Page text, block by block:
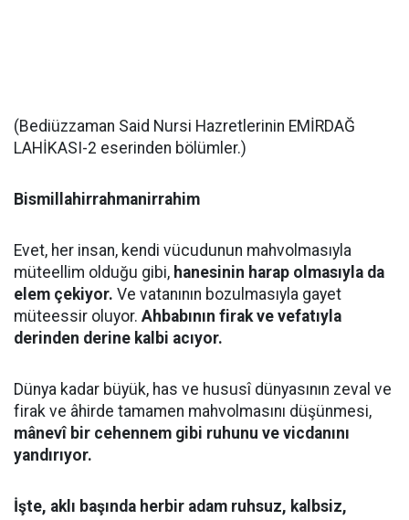
(Bediüzzaman Said Nursi Hazretlerinin EMİRDAĞ
LAHİKASI-2 eserinden bölümler.)
Bismillahirrahmanirrahim
Evet, her insan, kendi vücudunun mahvolmasıyla
müteellim olduğu gibi, hanesinin harap olmasıyla da
elem çekiyor. Ve vatanının bozulmasıyla gayet
müteessir oluyor. Ahbabının firak ve vefatıyla
derinden derine kalbi acıyor.
Dünya kadar büyük, has ve hususî dünyasının zeval ve
firak ve âhirde tamamen mahvolmasını düşünmesi,
mânevî bir cehennem gibi ruhunu ve vicdanını
yandırıyor.
İşte, aklı başında herbir adam ruhsuz, kalbsiz,